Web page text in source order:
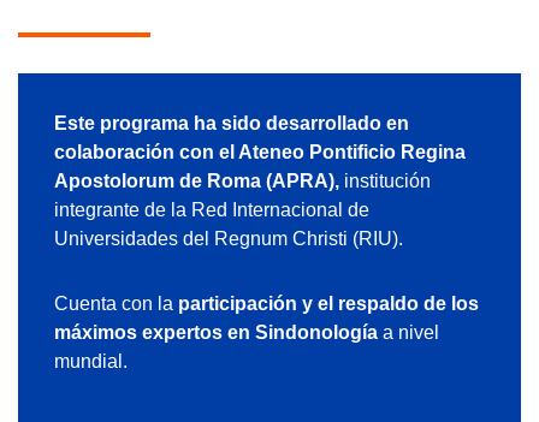
Este programa ha sido desarrollado en
colaboración con el Ateneo Pontificio Regina
Apostolorum de Roma (APRA), institución
integrante de la Red Internacional de
Universidades del Regnum Christi (RIU).
Cuenta con la participación y el respaldo de los
máximos expertos en Sindonología a nivel
mundial.